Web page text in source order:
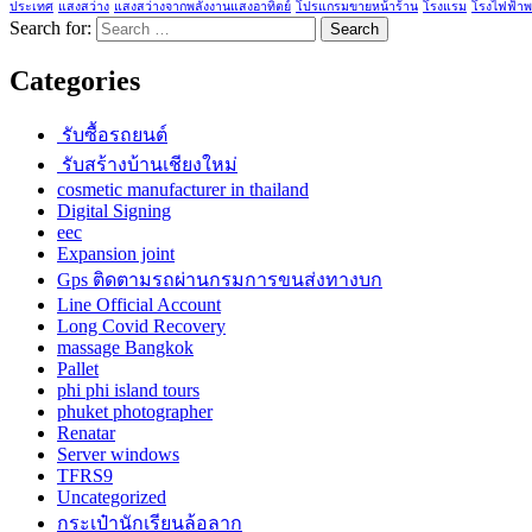
ประเทศ แสงสว่าง แสงสว่างจากพลังงานแสงอาทิตย์ โปรแกรมขายหน้าร้าน โรงแรม โรงไฟฟ้า
Search for:
Categories
รับซื้อรถยนต์
รับสร้างบ้านเชียงใหม่
cosmetic manufacturer in thailand
Digital Signing
eec
Expansion joint
Gps ติดตามรถผ่านกรมการขนส่งทางบก
Line Official Account
Long Covid Recovery
massage Bangkok
Pallet
phi phi island tours
phuket photographer
Renatar
Server windows
TFRS9
Uncategorized
กระเป๋านักเรียนล้อลาก